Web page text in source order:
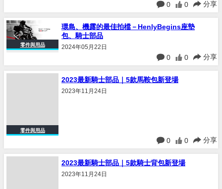
0 0 分享
零件與用品
環島、機露的最佳拍檔－HenlyBegins座墊
包、騎士部品
2024年05月22日
0 0 分享
零件與用品
2023最新騎士部品｜5款馬鞍包新登場
2023年11月24日
0 0 分享
2023最新騎士部品｜5款騎士背包新登場
2023年11月24日